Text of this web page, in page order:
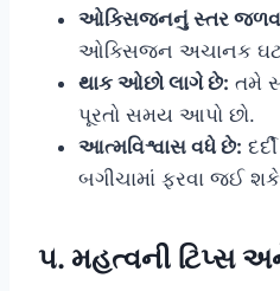
ઓક્સિજનનું સ્તર
ઓક્સિજન અચાનક
થાક ઓછો લાગે છે: તમે
પૂરતો સમય આપો છો.
આત્મવિશ્વાસ વધે છે:
બગીચામાં ફરવા જઈ
૫. મહત્વની ટિપ્સ